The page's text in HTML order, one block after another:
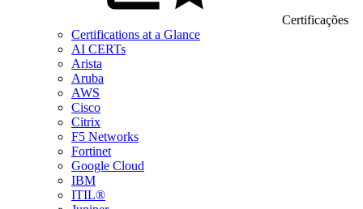
Certificações
Certifications at a Glance
AI CERTs
Arista
Aruba
AWS
Cisco
Citrix
F5 Networks
Fortinet
Google Cloud
IBM
ITIL®